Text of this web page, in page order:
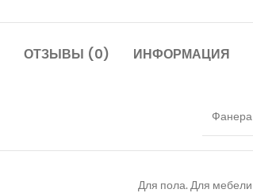
ОТЗЫВЫ (0) ИНФОРМАЦИЯ
Фанера
Для пола. Для мебели